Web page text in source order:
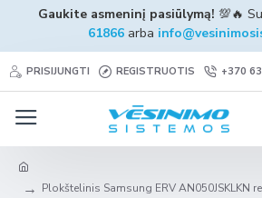
Gaukite asmeninį pasiūlymą! 💯🔥
61866arba
PRISIJUNGTI REGISTRUOTIS +370
Plokštelinis Samsung ERV AN050JSKLKN